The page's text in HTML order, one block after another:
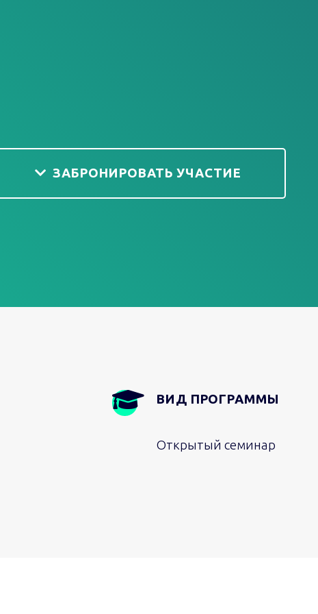
ЗАБРОНИРОВАТЬ УЧАСТИЕ
ВИД ПРОГРАММЫ
Открытый семинар